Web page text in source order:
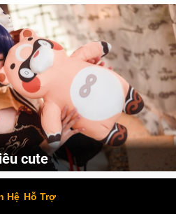
cute
Cùng thưởng thức những hình ảnh cosplay Xiangling trong Genshin Impact siêu dễ thương của người dùng Weibo "阿包也是兔娘"
Hệ Hỗ Trợ